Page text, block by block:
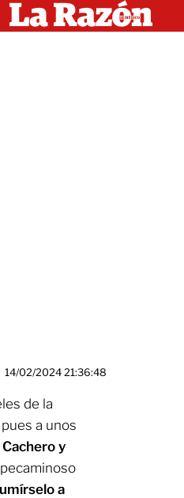
14/02/2024 21:36:48
de la
a unos
y
a